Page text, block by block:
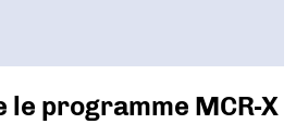
le programme MCR-X